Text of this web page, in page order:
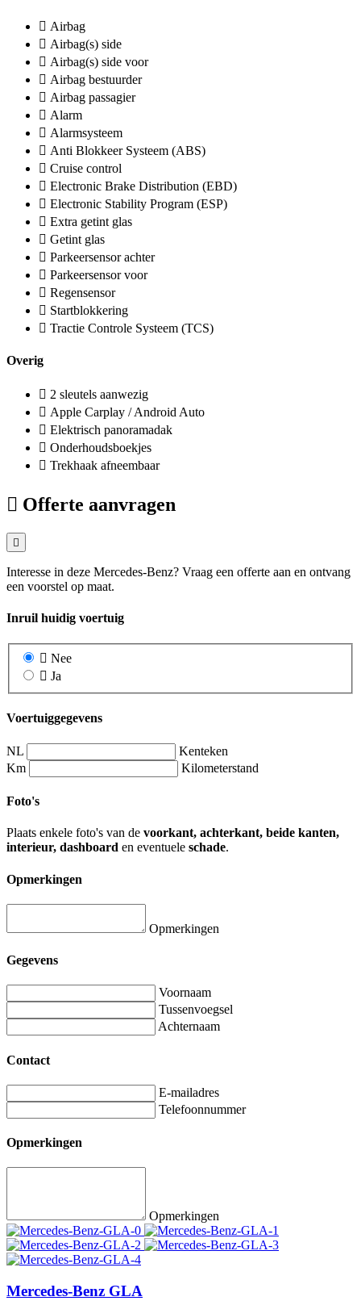
Airbag
Airbag(s) side
Airbag(s) side voor
Airbag bestuurder
Airbag passagier
Alarm
Alarmsysteem
Anti Blokkeer Systeem (ABS)
Cruise control
Electronic Brake Distribution (EBD)
Electronic Stability Program (ESP)
Extra getint glas
Getint glas
Parkeersensor achter
Parkeersensor voor
Regensensor
Startblokkering
Tractie Controle Systeem (TCS)
Overig
2 sleutels aanwezig
Apple Carplay / Android Auto
Elektrisch panoramadak
Onderhoudsboekjes
Trekhaak afneembaar
Offerte aanvragen
Interesse in deze Mercedes-Benz? Vraag een offerte aan en ontvang
een voorstel op maat.
Inruil huidig voertuig
Nee
Ja
Voertuiggegevens
NL
Kenteken
Km
Kilometerstand
Foto's
Plaats enkele foto's van de voorkant, achterkant, beide kanten,
interieur, dashboard en eventuele schade.
Opmerkingen
Opmerkingen
Gegevens
Voornaam
Tussenvoegsel
Achternaam
Contact
E-mailadres
Telefoonnummer
Opmerkingen
Opmerkingen
Mercedes-Benz GLA